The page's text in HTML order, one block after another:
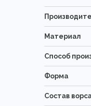
Материал
Способ
Форма
Состав